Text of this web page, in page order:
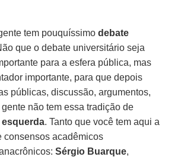
tem pouquíssimodebate
que o debate universitário seja
para a esfera pública, mas
importante, para que depois
públicas, discussão, argumentos,
não tem essa tradição de
esquerda. Tanto que você tem aqui a
consensos acadêmicos
Sérgio Buarque,